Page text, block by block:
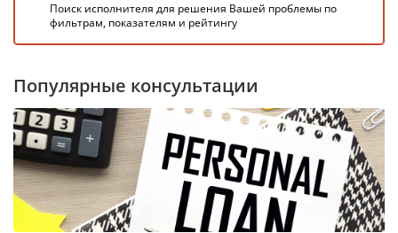
Поиск исполнителя для решения Вашей проблемы по
фильтрам, показателям и рейтингу
Популярные консультации